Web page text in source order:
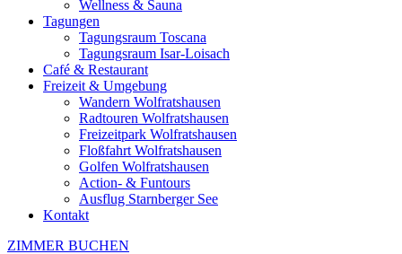
Wellness & Sauna
Tagungen
Tagungsraum Toscana
Tagungsraum Isar-Loisach
Café & Restaurant
Freizeit & Umgebung
Wandern Wolfratshausen
Radtouren Wolfratshausen
Freizeitpark Wolfratshausen
Floßfahrt Wolfratshausen
Golfen Wolfratshausen
Action- & Funtours
Ausflug Starnberger See
Kontakt
ZIMMER BUCHEN